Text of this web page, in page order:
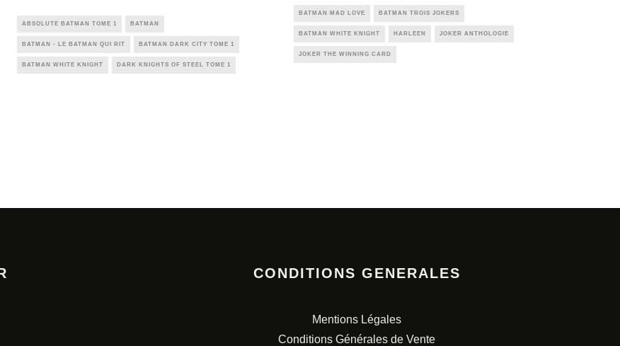
ABSOLUTE BATMAN TOME 1 BATMAN
BATMAN - LE BATMAN QUI RIT BATMAN DARK CITY TOME 1
BATMAN WHITE KNIGHT DARK KNIGHTS OF STEEL TOME 1
BATMAN MAD LOVE BATMAN TROIS JOKERS
BATMAN WHITE KNIGHT HARLEEN JOKER ANTHOLOGIE
JOKER THE WINNING CARD
CONDITIONS GENERALES
Mentions Légales
Conditions Générales de Vente